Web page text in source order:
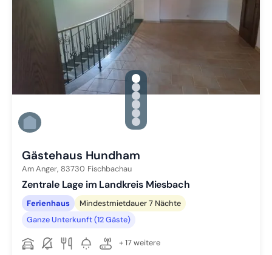
gallery.slide_selector
Zu Slide 1 wechseln
Zu Slide 2 wechseln
Zu Slide 3 wechseln
Zu Slide 4 wechseln
Zu Slide 5 wechseln
Zu Slide 6 wechseln
Gästehaus Hundham
Am Anger, 83730 Fischbachau
Zentrale Lage im Landkreis Miesbach
Ferienhaus
Mindestmietdauer 7 Nächte
Ganze Unterkunft (12 Gäste)
+ 17 weitere